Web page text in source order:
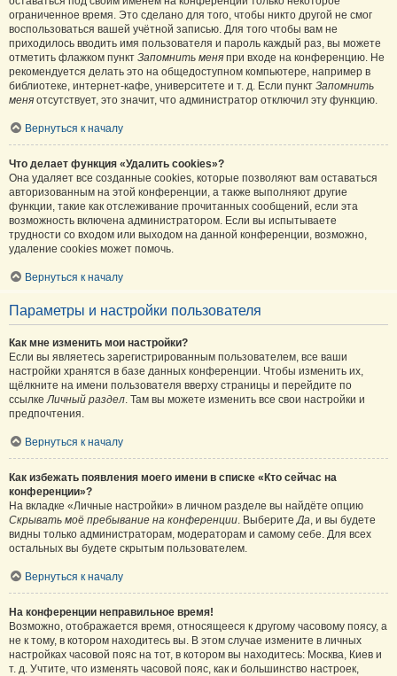
ограниченное время. Это сделано для того, чтобы никто другой не смог
воспользоваться вашей учётной записью. Для того чтобы вам не
приходилось вводить имя пользователя и пароль каждый раз, вы можете
отметить флажком пункт Запомнить меня при входе на конференцию. Не
рекомендуется делать это на общедоступном компьютере, например в
библиотеке, интернет-кафе, университете и т. д. Если пункт Запомнить
меня отсутствует, это значит, что администратор отключил эту функцию.
Вернуться к началу
Что делает функция «Удалить cookies»?
Она удаляет все созданные cookies, которые позволяют вам оставаться
авторизованным на этой конференции, а также выполняют другие
функции, такие как отслеживание прочитанных сообщений, если эта
возможность включена администратором. Если вы испытываете
трудности со входом или выходом на данной конференции, возможно,
удаление cookies может помочь.
Вернуться к началу
Параметры и настройки пользователя
Как мне изменить мои настройки?
Если вы являетесь зарегистрированным пользователем, все ваши
настройки хранятся в базе данных конференции. Чтобы изменить их,
щёлкните на имени пользователя вверху страницы и перейдите по
ссылкеЛичный раздел. Там вы можете изменить все свои настройки и
предпочтения.
Вернуться к началу
Как избежать появления моего имени в списке «Кто сейчас на
конференции»?
На вкладке «Личные настройки» в личном разделе вы найдёте опцию
Скрывать моё пребывание на конференции. ВыберитеДа, и вы будете
видны только администраторам, модераторам и самому себе. Для всех
остальных вы будете скрытым пользователем.
Вернуться к началу
На конференции неправильное время!
Возможно, отображается время, относящееся к другому часовому поясу, а
не к тому, в котором находитесь вы. В этом случае измените в личных
настройках часовой пояс на тот, в котором вы находитесь: Москва, Киев и
т. д. Учтите, что изменять часовой пояс, как и большинство настроек,